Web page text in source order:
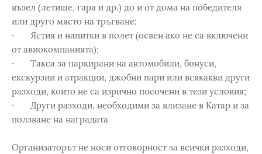
възел (летище, гара и др.) до и от дома на победителя
или друго място на тръгване;
· Ястия и напитки в полет (освен ако не са включени
от авиокомпанията);
· Такса за паркирани на автомобили, бонуси,
екскурзии и атракции, джобни пари или всякакви други
разходи, които не са изрично посочени в тези условия;
· Други разходи, необходими за влизане в Катар и за
ползване на наградата
Организаторът не носи отговорност за всички разходи,